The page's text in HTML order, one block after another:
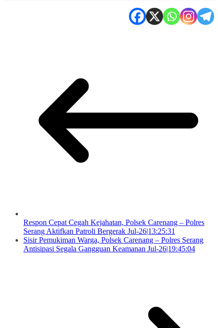
Respon Cepat Cegah Kejahatan, Polsek Carenang – Polres
Serang Aktifkan Patroli Bergerak Jul-26|13:25:31
Sisir Pemukiman Warga, Polsek Carenang – Polres Serang
Antisipasi Segala Gangguan Keamanan Jul-26|19:45:04